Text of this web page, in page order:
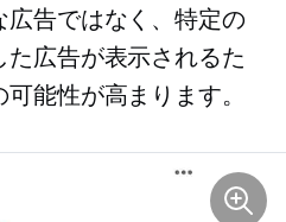
告ではなく、特定の
た広告が表示されるた
能性が高まります。